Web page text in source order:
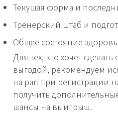
Текущая форма и
Тренерский штаб и
Общее состояние
Для тех, кто хочет
выгодой, рекомендуем
на pari при регистрации
получить
шансы на выигрыш.